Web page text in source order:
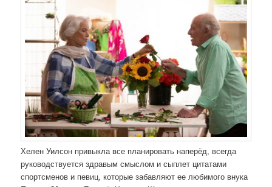
Хелен Уилсон привыкла все планировать наперёд, всегда
руководствуется здравым смыслом и сыплет цитатами
спортсменов и певиц, которые забавляют ее любимого внука